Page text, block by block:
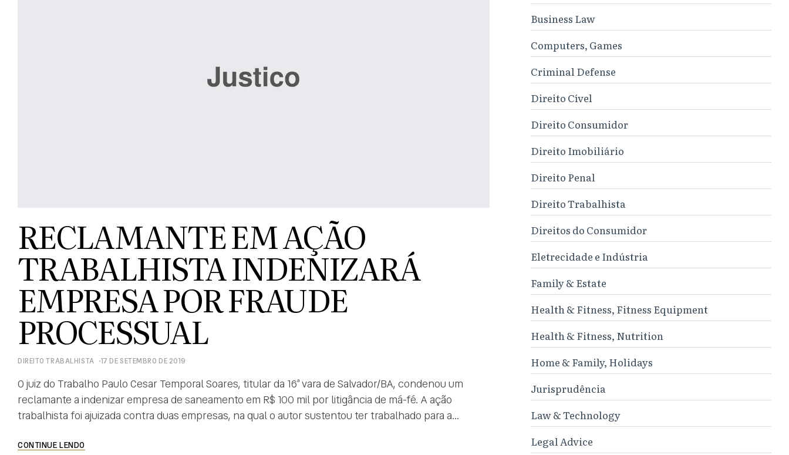
RECLAMANTE EM AÇÃO
TRABALHISTA INDENIZARÁ
EMPRESA POR FRAUDE
PROCESSUAL
DIREITO TRABALHISTA 17 DE SETEMBRO DE 2019
O juiz do Trabalho Paulo Cesar Temporal Soares, titular da 16ª vara de Salvador/BA, condenou um
reclamante a indenizar empresa de saneamento em R$ 100 mil por litigância de má-fé. A ação
trabalhista foi ajuizada contra duas empresas, na qual o autor sustentou ter trabalhado para a
CONTINUE LENDO
Business Law
Computers, Games
Criminal Defense
Direito Cível
Direito Consumidor
Direito Imobiliário
Direito Penal
Direito Trabalhista
Direitos do Consumidor
Eletrecidade e Indústria
Family & Estate
Health & Fitness, Fitness Equipment
Health & Fitness, Nutrition
Home & Family, Holidays
Jurisprudência
Law & Technology
Legal Advice